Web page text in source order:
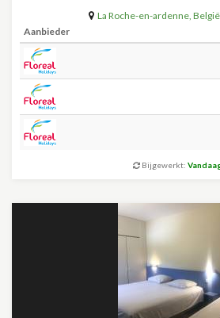
La Roche-en-ardenne, België
Aanbieder
Bijgewerkt: